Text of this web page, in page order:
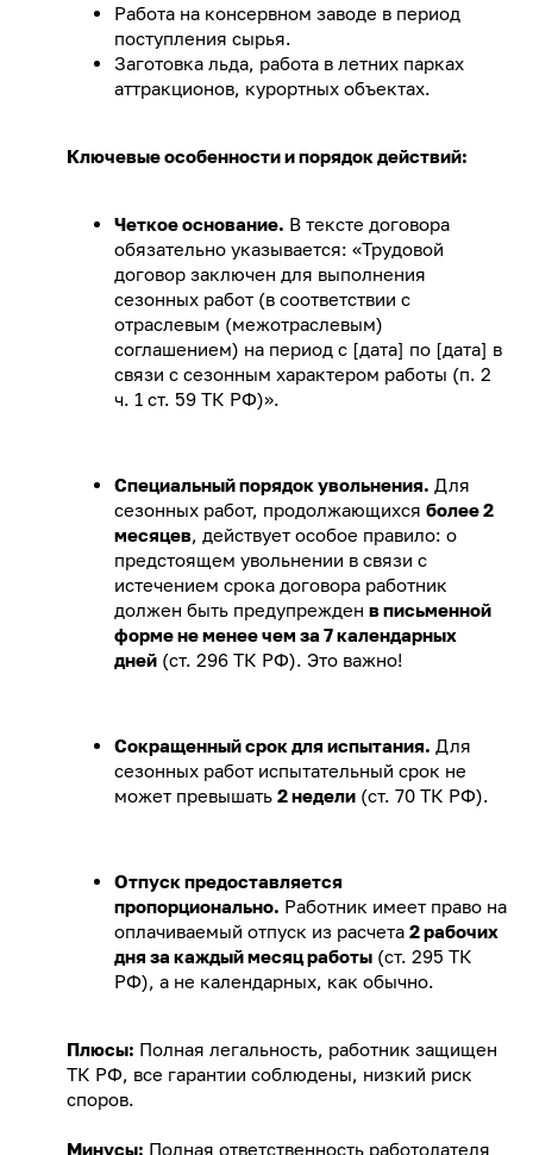
Работа на консервном заводе в период
поступления сырья.
Заготовка льда, работа в летних парках
аттракционов, курортных объектах.
Ключевые особенности и порядок действий:
Четкое основание. В тексте договора
обязательно указывается: «Трудовой
договор заключен для выполнения
сезонных работ (в соответствии с
отраслевым (межотраслевым)
соглашением) на период с [дата] по [дата] в
связи с сезонным характером работы (п. 2
ч. 1 ст. 59 ТК РФ)».
Специальный порядок увольнения. Для
сезонных работ, продолжающихся более 2
месяцев, действует особое правило: о
предстоящем увольнении в связи с
истечением срока договора работник
должен быть предупрежден в письменной
форме не менее чем за 7 календарных
дней (ст. 296 ТК РФ). Это важно!
Сокращенный срок для испытания. Для
сезонных работ испытательный срок не
может превышать 2 недели (ст. 70 ТК РФ).
Отпуск предоставляется
пропорционально. Работник имеет право на
оплачиваемый отпуск из расчета 2 рабочих
дня за каждый месяц работы (ст. 295 ТК
РФ), а не календарных, как обычно.
Плюсы: Полная легальность, работник защищен
ТК РФ, все гарантии соблюдены, низкий риск
споров.
Минусы: Полная ответственность работодателя